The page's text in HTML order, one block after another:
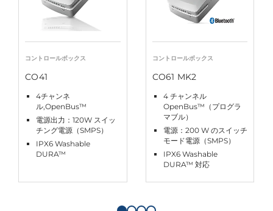
コントロールボックス
CO41
4チャンネ
ル,OpenBus™
電源出力：120W スイッ
チング電源（SMPS）
IPX6 Washable
DURA™
コントロールボックス
CO61 MK2
4 チャンネル
OpenBus™（プログラ
マブル）
電源：200 W のスイッチ
モード電源（SMPS）
IPX6 Washable
DURA™ 対応